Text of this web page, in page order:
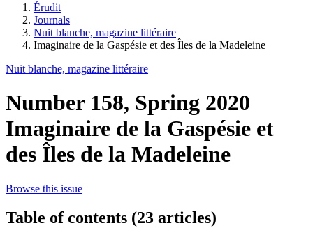
Érudit
Journals
Nuit blanche, magazine littéraire
Imaginaire de la Gaspésie et des Îles de la Madeleine
Nuit blanche, magazine littéraire
Number 158, Spring 2020
Imaginaire de la Gaspésie et
des Îles de la Madeleine
Browse this issue
Table of contents (23 articles)